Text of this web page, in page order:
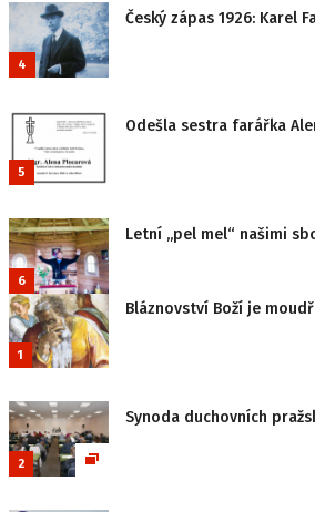
4
Český zápas 1926: Karel
5
Odešla sestra farářka
6
Letní „pel mel“ našimi
1
Bláznovství Boží je
2
Synoda duchovních